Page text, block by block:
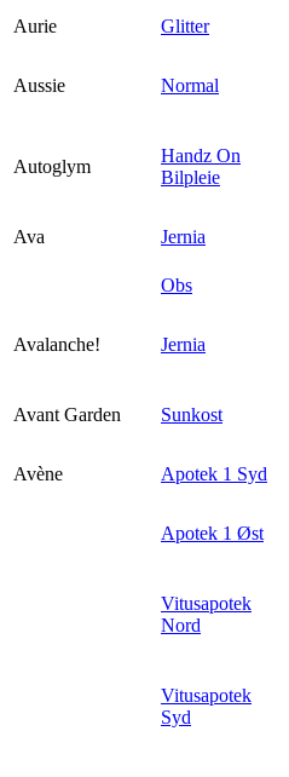
Aurie
Glitter
Aussie Normal
Autoglym
Handz On
Bilpleie
Ava
Jernia
Obs
Avalanche! Jernia
Avant Garden Sunkost
Avène
Apotek 1 Syd
Apotek 1 Øst
Vitusapotek
Nord
Vitusapotek
Syd